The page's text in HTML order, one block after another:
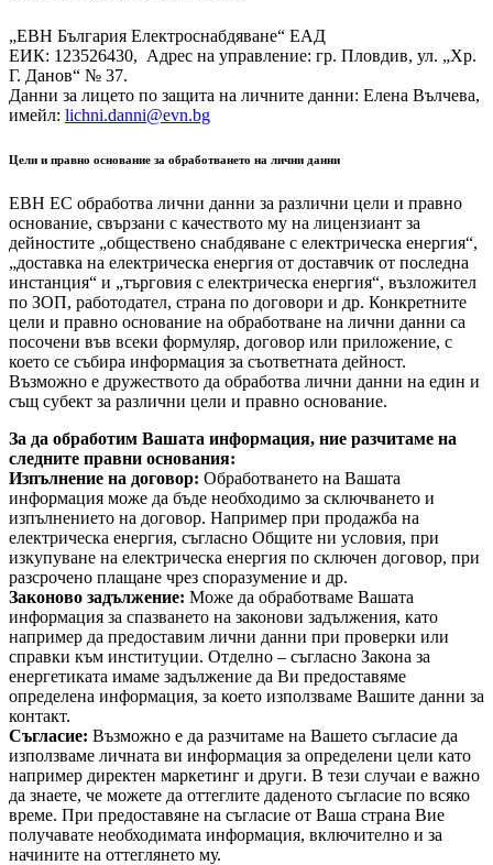
„ЕВН България Електроснабдяване“ ЕАД
ЕИК: 123526430, Адрес на управление: гр. Пловдив, ул. „Хр.
Г. Данов“ № 37.
Данни за лицето по защита на личните данни: Елена Вълчева,
имейл: lichni.danni@evn.bg
Цели и правно основание за обработването на лични данни
ЕВН ЕС обработва лични данни за различни цели и правно
основание, свързани с качеството му на лицензиант за
дейностите „обществено снабдяване с електрическа енергия“,
„доставка на електрическа енергия от доставчик от последна
инстанция“ и „търговия с електрическа енергия“, възложител
по ЗОП, работодател, страна по договори и др. Конкретните
цели и правно основание на обработване на лични данни са
посочени във всеки формуляр, договор или приложение, с
което се събира информация за съответната дейност.
Възможно е дружеството да обработва лични данни на един и
същ субект за различни цели и правно основание.
За да обработим Вашата информация, ние разчитаме на
следните правни основания:
Изпълнение на договор: Обработването на Вашата
информация може да бъде необходимо за сключването и
изпълнението на договор. Например при продажба на
електрическа енергия, съгласно Общите ни условия, при
изкупуване на електрическа енергия по сключен договор, при
разсрочено плащане чрез споразумение и др.
Законово задължение: Може да обработваме Вашата
информация за спазването на законови задължения, като
например да предоставим лични данни при проверки или
справки към институции. Отделно – съгласно Закона за
енергетиката имаме задължение да Ви предоставяме
определена информация, за което използваме Вашите данни за
контакт.
Съгласие: Възможно е да разчитаме на Вашето съгласие да
използваме личната ви информация за определени цели като
например директен маркетинг и други. В тези случаи е важно
да знаете, че можете да оттеглите даденото съгласие по всяко
време. При предоставяне на съгласие от Ваша страна Вие
получавате необходимата информация, включително и за
начините на оттеглянето му.